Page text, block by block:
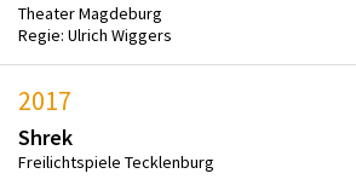
Theater Magdeburg
Regie: Ulrich Wiggers
2017
Shrek
Freilichtspiele Tecklenburg